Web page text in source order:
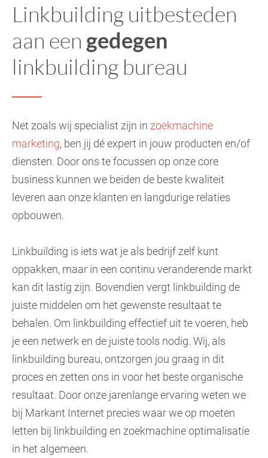
Linkbuilding uitbesteden
aan een gedegen
linkbuilding bureau
Net zoals wij specialist zijn in zoekmachine
marketing, ben jij dé expert in jouw producten en/of
diensten. Door ons te focussen op onze core
business kunnen we beiden de beste kwaliteit
leveren aan onze klanten en langdurige relaties
opbouwen.
Linkbuilding is iets wat je als bedrijf zelf kunt
oppakken, maar in een continu veranderende markt
kan dit lastig zijn. Bovendien vergt linkbuilding de
juiste middelen om het gewenste resultaat te
behalen. Om linkbuilding effectief uit te voeren, heb
je een netwerk en de juiste tools nodig. Wij, als
linkbuilding bureau, ontzorgen jou graag in dit
proces en zetten ons in voor het beste organische
resultaat. Door onze jarenlange ervaring weten we
bij Markant Internet precies waar we op moeten
letten bij linkbuilding en zoekmachine optimalisatie
in het algemeen.